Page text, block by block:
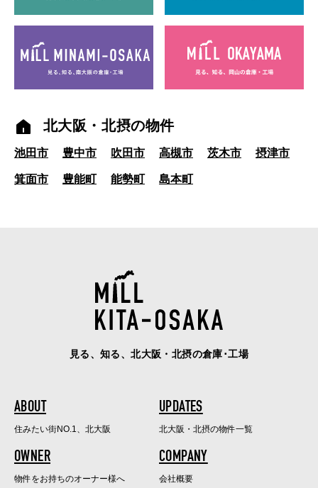
北大阪・北摂の物件
池田市 豊中市 吹田市 高槻市 茨木市 摂津市
箕面市 豊能町 能勢町 島本町
見る、知る、北大阪・北摂の倉庫･工場
ABOUT
住みたい街NO.1、北大阪
UPDATES
北大阪・北摂の物件一覧
OWNER
物件をお持ちのオーナー様へ
COMPANY
会社概要